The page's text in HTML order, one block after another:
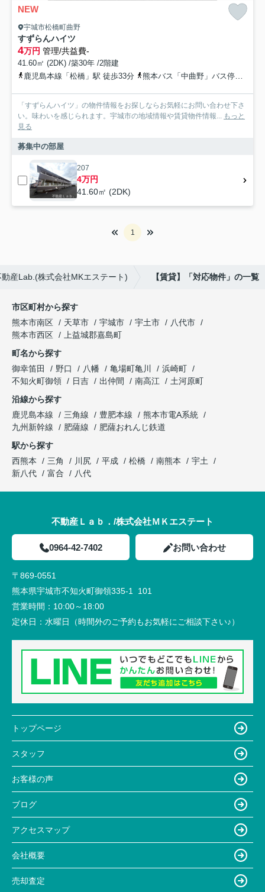
NEW
宇城市松橋町曲野
すずらんハイツ
4万円 管理/共益費-
41.60㎡ (2DK) /築30年 /2階建
鹿児島本線「松橋」駅 徒歩33分
熊本バス「中曲野」バス停下車 徒歩3分
「すずらんハイツ」の物件情報をお探しならお気軽にお問い合わせ下さ
い。味わいを感じられます。宇城市の地域情報や賃貸物件情報... もっと
見る
募集中の部屋
207
4万円
41.60㎡ (2DK)
1
産Lab.(株式会社MKエステート) 【賃貸】「対応物件」の一覧
市区町村から探す
熊本市南区
天草市 宇城市 宇土市
八代市
熊本市西区
上益城郡嘉島町
町名から探す
御幸笛田
野口 八幡 亀場町亀川
浜崎町
不知火町御領
日吉 出仲間 南高江
土河原町
沿線から探す
鹿児島本線
三角線 豊肥本線
熊本市電A系統
九州新幹線
肥薩線
肥薩おれんじ鉄道
駅から探す
西熊本
三角 川尻 平成 松橋 南熊本
宇土
新八代
富合 八代
不動産Ｌａｂ．/株式会社ＭＫエステート
0964-42-7402 お問い合わせ
〒869-0551
熊本県宇城市不知火町御領335-1 101
営業時間： 10:00～18:00
定休日： 水曜日（時間外のご予約もお気軽にご相談下さい♪）
トップページ
スタッフ
お客様の声
ブログ
アクセスマップ
会社概要
売却査定